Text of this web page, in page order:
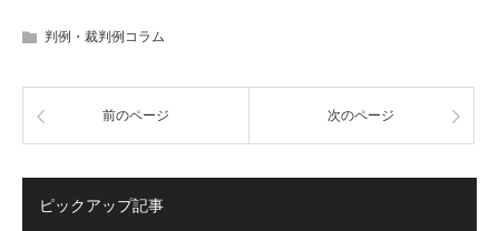
判例・裁判例コラム
前のページ 次のページ
ピックアップ記事